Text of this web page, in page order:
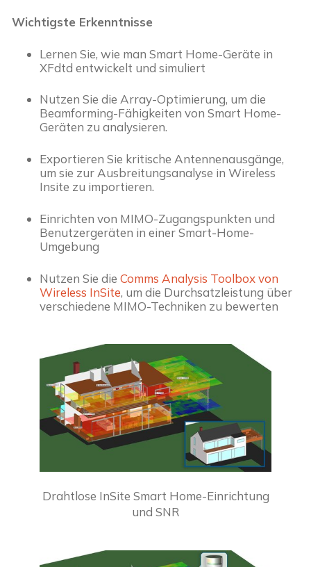
Wichtigste Erkenntnisse
Lernen Sie, wie man Smart Home-Geräte in
XFdtd entwickelt und simuliert
Nutzen Sie die Array-Optimierung, um die
Beamforming-Fähigkeiten von Smart Home-
Geräten zu analysieren.
Exportieren Sie kritische Antennenausgänge,
um sie zur Ausbreitungsanalyse in Wireless
Insite zu importieren.
Einrichten von MIMO-Zugangspunkten und
Benutzergeräten in einer Smart-Home-
Umgebung
Nutzen Sie die Comms Analysis Toolbox von
Wireless InSite, um die Durchsatzleistung über
verschiedene MIMO-Techniken zu bewerten
Drahtlose InSite Smart Home-Einrichtung
und SNR